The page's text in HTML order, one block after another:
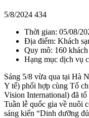
5/8/2024 434
Thời gian: 05/08/
Địa điểm: Khách
Quy mô: 160 khách
Hạng mục dịch vụ
Sáng 5/8 vừa qua tại Hà
Y tế) phối hợp cùng Tổ
Vision International) đã
Tuần lễ quốc gia về nuôi
sáng kiến “Dinh dưỡng